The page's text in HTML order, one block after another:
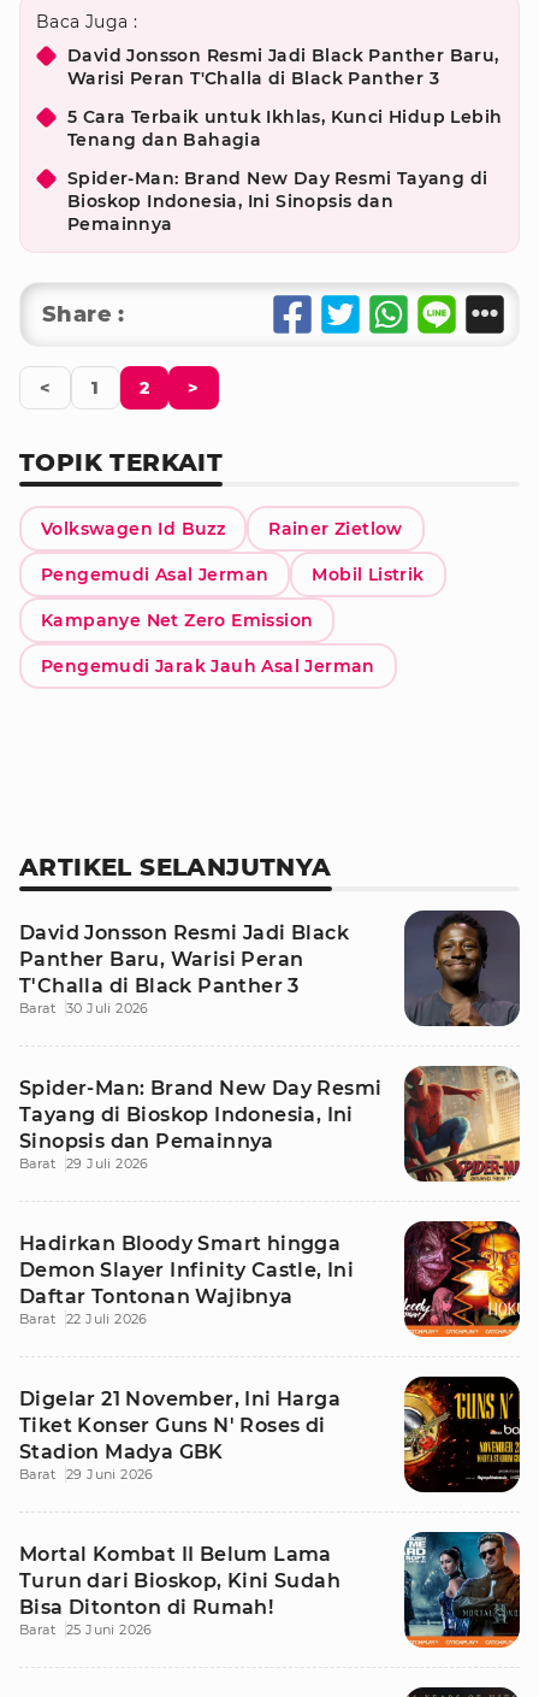
Baca Juga :
David Jonsson Resmi Jadi Black Panther Baru,
Warisi Peran T'Challa di Black Panther 3
5 Cara Terbaik untuk Ikhlas, Kunci Hidup Lebih
Tenang dan Bahagia
Spider-Man: Brand New Day Resmi Tayang di
Bioskop Indonesia, Ini Sinopsis dan
Pemainnya
Share :
< 1 2 >
TOPIK TERKAIT
Volkswagen Id Buzz Rainer Zietlow
Pengemudi Asal Jerman Mobil Listrik
Kampanye Net Zero Emission
Pengemudi Jarak Jauh Asal Jerman
ARTIKEL SELANJUTNYA
David Jonsson Resmi Jadi Black
Panther Baru, Warisi Peran
T'Challa di Black Panther 3
Barat 30 Juli 2026
Spider-Man: Brand New Day Resmi
Tayang di Bioskop Indonesia, Ini
Sinopsis dan Pemainnya
Barat 29 Juli 2026
Hadirkan Bloody Smart hingga
Demon Slayer Infinity Castle, Ini
Daftar Tontonan Wajibnya
Barat 22 Juli 2026
Digelar 21 November, Ini Harga
Tiket Konser Guns N' Roses di
Stadion Madya GBK
Barat 29 Juni 2026
Mortal Kombat II Belum Lama
Turun dari Bioskop, Kini Sudah
Bisa Ditonton di Rumah!
Barat 25 Juni 2026